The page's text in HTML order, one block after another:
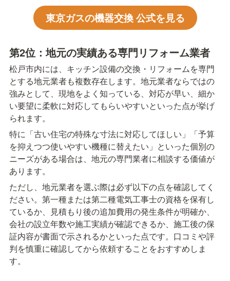
東京ガスの機器交換 公式を見る
第2位：地元の実績ある専門リフォーム業者
松戸市内には、キッチン設備の交換・リフォームを専門
とする地元業者も複数存在します。地元業者ならではの
強みとして、現地をよく知っている、対応が早い、細か
い要望に柔軟に対応してもらいやすいといった点が挙げ
られます。
特に「古い住宅の特殊な寸法に対応してほしい」「予算
を抑えつつ使いやすい機種に替えたい」といった個別の
ニーズがある場合は、地元の専門業者に相談する価値が
あります。
ただし、地元業者を選ぶ際は必ず以下の点を確認してく
ださい。第一種または第二種電気工事士の資格を保有し
ているか、見積もり後の追加費用の発生条件が明確か、
会社の設立年数や施工実績が確認できるか、施工後の保
証内容が書面で示されるかといった点です。口コミや評
判を慎重に確認してから依頼することをおすすめしま
す。